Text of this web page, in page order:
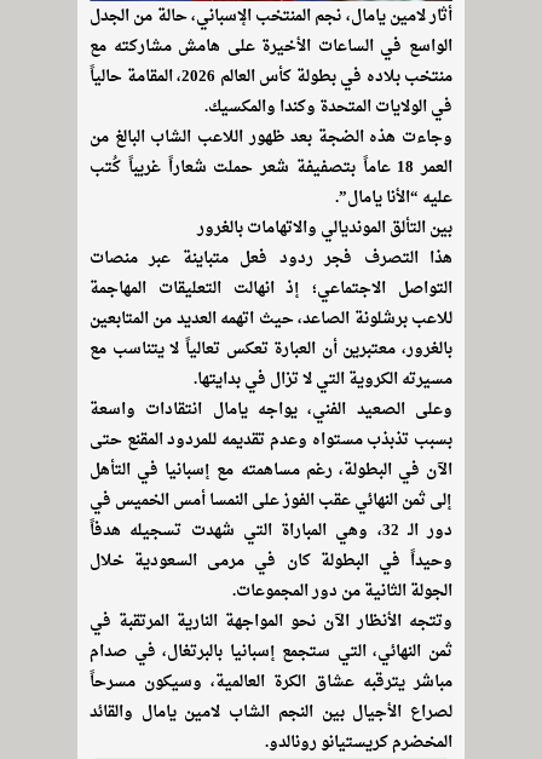
أثار لامين يامال، نجم المنتخب الإسباني، حالة من الجدل
الواسع في الساعات الأخيرة على هامش مشاركته مع
منتخب بلاده في بطولة كأس العالم 2026، المقامة حالياً
في الولايات المتحدة وكندا والمكسيك.
وجاءت هذه الضجة بعد ظهور اللاعب الشاب البالغ من
العمر 18 عاماً بتصفيفة شعر حملت شعاراً غريباً كُتب
عليه “الأنا يامال”.
بين التألق المونديالي والاتهامات بالغرور
هذا التصرف فجر ردود فعل متباينة عبر منصات
التواصل الاجتماعي؛ إذ انهالت التعليقات المهاجمة
للاعب برشلونة الصاعد، حيث اتهمه العديد من المتابعين
بالغرور، معتبرين أن العبارة تعكس تعالياً لا يتناسب مع
مسيرته الكروية التي لا تزال في بدايتها.
وعلى الصعيد الفني، يواجه يامال انتقادات واسعة
بسبب تذبذب مستواه وعدم تقديمه للمردود المقنع حتى
الآن في البطولة، رغم مساهمته مع إسبانيا في التأهل
إلى ثمن النهائي عقب الفوز على النمسا أمس الخميس في
دور الـ 32، وهي المباراة التي شهدت تسجيله هدفاً
وحيداً في البطولة كان في مرمى السعودية خلال
الجولة الثانية من دور المجموعات.
وتتجه الأنظار الآن نحو المواجهة النارية المرتقبة في
ثمن النهائي، التي ستجمع إسبانيا بالبرتغال، في صدام
مباشر يترقبه عشاق الكرة العالمية، وسيكون مسرحاً
لصراع الأجيال بين النجم الشاب لامين يامال والقائد
المخضرم كريستيانو رونالدو.